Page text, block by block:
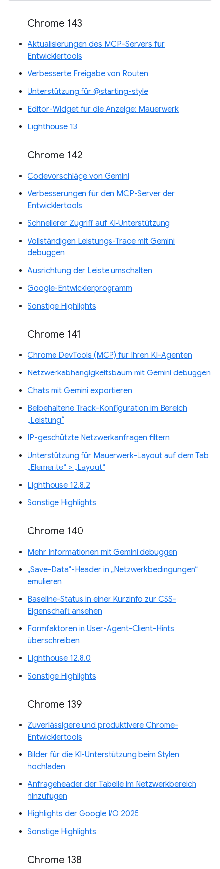
Chrome 143
Aktualisierungen des MCP-Servers für
Entwicklertools
Verbesserte Freigabe von Routen
Unterstützung für @starting-style
Editor-Widget für die Anzeige: Mauerwerk
Lighthouse 13
Chrome 142
Codevorschläge von Gemini
Verbesserungen für den MCP-Server der
Entwicklertools
Schnellerer Zugriff auf KI‑Unterstützung
Vollständigen Leistungs-Trace mit Gemini
debuggen
Ausrichtung der Leiste umschalten
Google-Entwicklerprogramm
Sonstige Highlights
Chrome 141
Chrome DevTools (MCP) für Ihren KI-Agenten
Netzwerkabhängigkeitsbaum mit Gemini debuggen
Chats mit Gemini exportieren
Beibehaltene Track-Konfiguration im Bereich
„Leistung“
IP-geschützte Netzwerkanfragen filtern
Unterstützung für Mauerwerk-Layout auf dem Tab
„Elemente“ > „Layout“
Lighthouse 12.8.2
Sonstige Highlights
Chrome 140
Mehr Informationen mit Gemini debuggen
„Save-Data“-Header in „Netzwerkbedingungen“
emulieren
Baseline-Status in einer Kurzinfo zur CSS-
Eigenschaft ansehen
Formfaktoren in User-Agent-Client-Hints
überschreiben
Lighthouse 12.8.0
Sonstige Highlights
Chrome 139
Zuverlässigere und produktivere Chrome-
Entwicklertools
Bilder für die KI-Unterstützung beim Stylen
hochladen
Anfrageheader der Tabelle im Netzwerkbereich
hinzufügen
Highlights der Google I/O 2025
Sonstige Highlights
Chrome 138